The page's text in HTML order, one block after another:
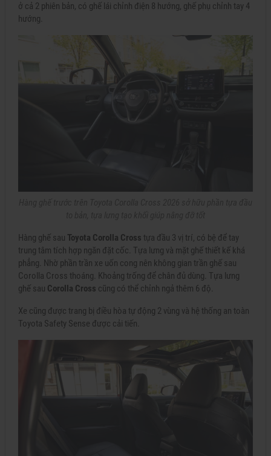
ở cả 2 phiên bản, có ghế lái chỉnh điện 8 hướng, ghế phụ chỉnh tay 4
hướng.
Hàng ghế sau Toyota Corolla Cross tựa đầu 3 vị trí, có bệ để tay
trung tâm tích hợp ngăn đặt cốc. Tựa lưng và mặt ghế thiết kế khá
phẳng. Nhờ phần trần xe uốn cong nên không gian trần ghế sau
Corolla Cross thoáng. Khoảng trống để chân đủ dùng. Tựa lưng
ghế sau Corolla Cross cũng có thể chỉnh ngả thêm 6 độ.
Xe cũng được trang bị điều hòa tự động 2 vùng và hệ thống an toàn
Toyota Safety Sense được cải tiến.